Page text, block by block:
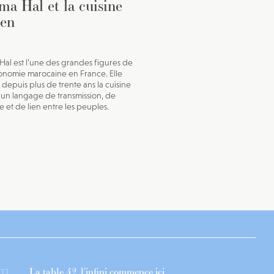
Hal et la cuisine
est l’une des grandes figures de
marocaine en France. Elle
plus de trente ans la cuisine
langage de transmission, de
et de lien entre les peuples.